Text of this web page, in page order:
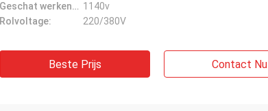
Geschat werkend voltage: 1140v
Rolvoltage:
220/380V
Beste Prijs Contact Nu